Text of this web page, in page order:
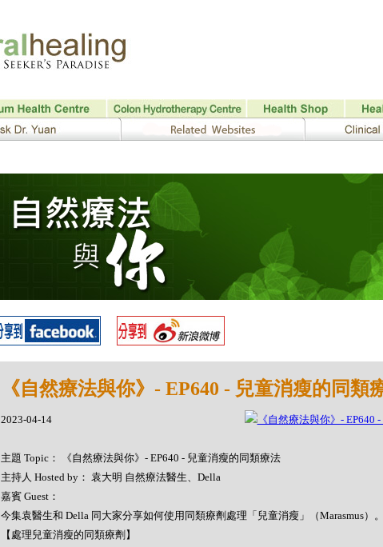
《自然療法與你》- EP640 - 兒童消瘦的同類
2023-04-14
主題 Topic： 《自然療法與你》- EP640 - 兒童消瘦的同類療法
主持人 Hosted by： 袁大明 自然療法醫生、Della
嘉賓 Guest：
今集袁醫生和 Della 同大家分享如何使用同類療劑處理「兒童消瘦」（Marasmus）
【處理兒童消瘦的同類療劑】